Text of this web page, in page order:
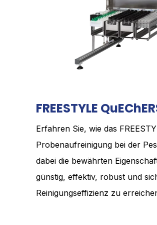
FREESTYLE
Erfahren Sie, wie das
Probenaufreinigung bei der
dabei die bewährten
günstig, effektiv, robust und
Reinigungseffizienz zu